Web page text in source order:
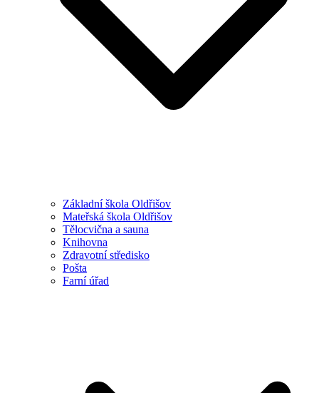
Základní škola Oldřišov
Mateřská škola Oldřišov
Tělocvična a sauna
Knihovna
Zdravotní středisko
Pošta
Farní úřad